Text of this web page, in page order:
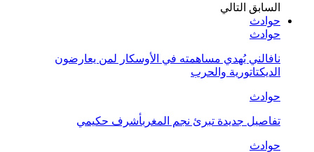
السابق التالي
حوادث
حوادث
نافالني يُهدي مساهمته في الأوسكار لمن يعارضون
الديكتاتورية والحرب
حوادث
تفاصيل جديدة تبرئ نجم المغربأشرف حكيمي
حوادث